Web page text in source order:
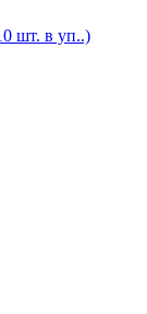
шт. в уп..)